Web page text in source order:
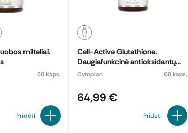
milteliai.
60 kaps.
Pridėti
Cell-Active Glutathione.
Daugiafunkcinė antioksidantų
formulė. Maisto papildas
Cytoplan 60 kaps.
64,99 €
Pridėti